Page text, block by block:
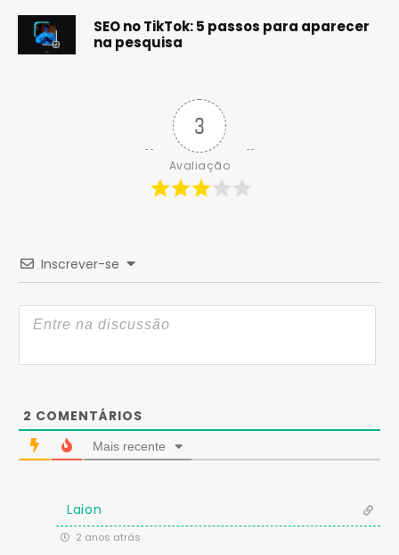
SEO no TikTok: 5 passos para aparecer
na pesquisa
3
Avaliação
Inscrever-se
2 COMENTÁRIOS
Mais recente
Laion
2 anos atrás